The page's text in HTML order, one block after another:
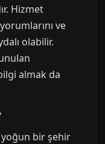
Hizmet
ve
olabilir.
almak da
yoğun bir şehir